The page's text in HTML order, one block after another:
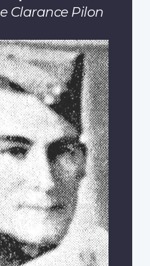
Clarance Pilon